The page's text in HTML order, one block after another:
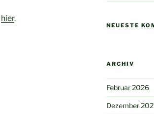
hier.
NEUESTE
ARCHIV
Februar 2026
Dezember